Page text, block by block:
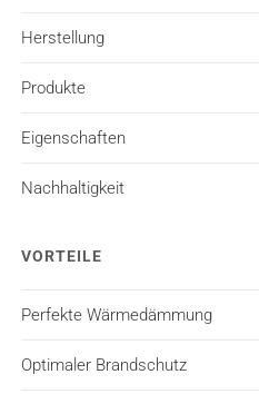
Herstellung
Produkte
Eigenschaften
Nachhaltigkeit
VORTEILE
Perfekte Wärmedämmung
Optimaler Brandschutz